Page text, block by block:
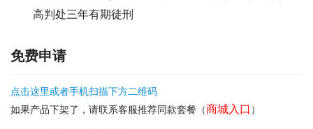
高判处三年有期徒刑
免费申请
点击这里或者手机扫描下方二维码
如果产品下架了，请联系客服推荐同款套餐（商城入口 ）